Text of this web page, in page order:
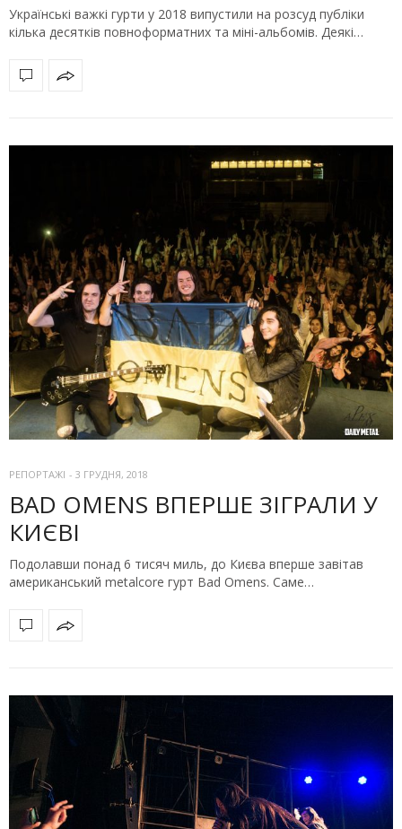
Українські важкі гурти у 2018 випустили на розсуд публіки
кілька десятків повноформатних та міні-альбомів. Деякі…
РЕПОРТАЖІ - 3 ГРУДНЯ, 2018
BAD OMENS ВПЕРШЕ ЗІГРАЛИ У
КИЄВІ
Подолавши понад 6 тисяч миль, до Києва вперше завітав
американський metalcore гурт Bad Omens. Саме…